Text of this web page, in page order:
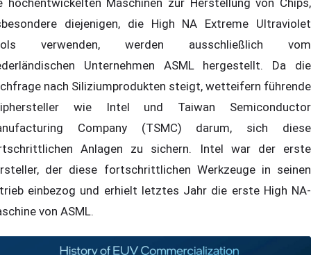
hochentwickelten Maschinen zur Herstellung von Chips,
diejenigen, die High NA Extreme Ultraviolet
verwenden, werden ausschließlich vom
Unternehmen ASML hergestellt. Da die
nach Siliziumprodukten steigt, wetteifern führende
wie Intel und Taiwan Semiconductor
Company (TSMC) darum, sich diese
Anlagen zu sichern. Intel war der erste
der diese fortschrittlichen Werkzeuge in seinen
einbezog und erhielt letztes Jahr die erste High NA-
von ASML.